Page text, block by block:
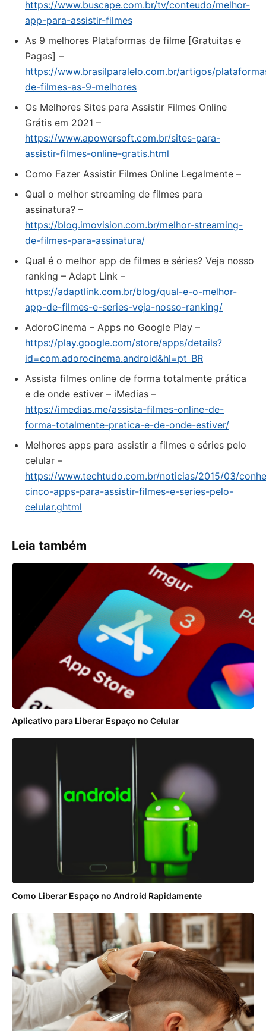
https://www.buscape.com.br/tv/conteudo/melhor-
app-para-assistir-filmes
As 9 melhores Plataformas de filme [Gratuitas e
Pagas] –
https://www.brasilparalelo.com.br/artigos/
de-filmes-as-9-melhores
Os Melhores Sites para Assistir Filmes Online
Grátis em 2021 –
https://www.apowersoft.com.br/sites-para-
assistir-filmes-online-gratis.html
Como Fazer Assistir Filmes Online Legalmente –
Qual o melhor streaming de filmes para
assinatura? –
https://blog.imovision.com.br/melhor-streaming-
de-filmes-para-assinatura/
Qual é o melhor app de filmes e séries? Veja nosso
ranking – Adapt Link –
https://adaptlink.com.br/blog/qual-e-o-melhor-
app-de-filmes-e-series-veja-nosso-ranking/
AdoroCinema – Apps no Google Play –
https://play.google.com/store/apps/details?
id=com.adorocinema.android&hl=pt_BR
Assista filmes online de forma totalmente prática
e de onde estiver – iMedias –
https://imedias.me/assista-filmes-online-de-
forma-totalmente-pratica-e-de-onde-estiver/
Melhores apps para assistir a filmes e séries pelo
celular –
https://www.techtudo.com.br/noticias/2015/03/
cinco-apps-para-assistir-filmes-e-series-pelo-
celular.ghtml
Leia também
Aplicativo para Liberar Espaço no Celular
Como Liberar Espaço no Android Rapidamente